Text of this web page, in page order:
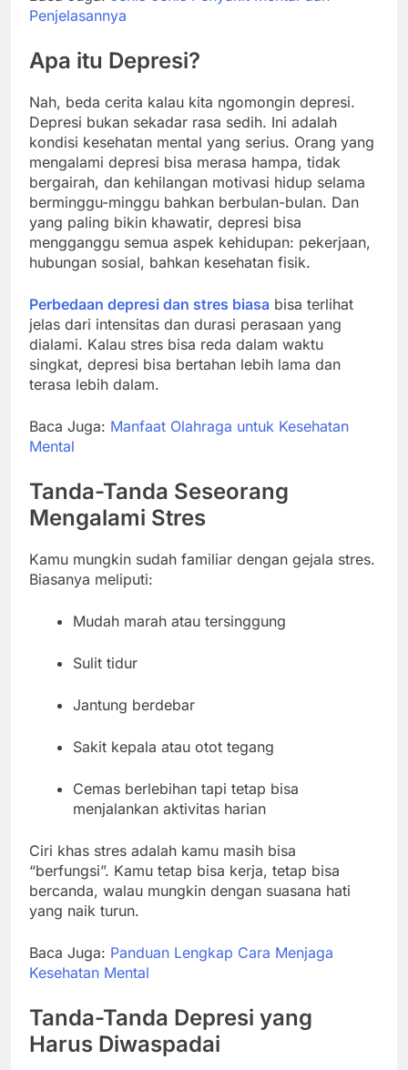
Penjelasannya
Apa itu Depresi?
Nah, beda cerita kalau kita ngomongin depresi.
Depresi bukan sekadar rasa sedih. Ini adalah
kondisi kesehatan mental yang serius. Orang yang
mengalami depresi bisa merasa hampa, tidak
bergairah, dan kehilangan motivasi hidup selama
berminggu-minggu bahkan berbulan-bulan. Dan
yang paling bikin khawatir, depresi bisa
mengganggu semua aspek kehidupan: pekerjaan,
hubungan sosial, bahkan kesehatan fisik.
Perbedaan depresi dan stres biasa bisa terlihat
jelas dari intensitas dan durasi perasaan yang
dialami. Kalau stres bisa reda dalam waktu
singkat, depresi bisa bertahan lebih lama dan
terasa lebih dalam.
Baca Juga: Manfaat Olahraga untuk Kesehatan
Mental
Tanda-Tanda Seseorang
Mengalami Stres
Kamu mungkin sudah familiar dengan gejala stres.
Biasanya meliputi:
Mudah marah atau tersinggung
Sulit tidur
Jantung berdebar
Sakit kepala atau otot tegang
Cemas berlebihan tapi tetap bisa
menjalankan aktivitas harian
Ciri khas stres adalah kamu masih bisa
“berfungsi”. Kamu tetap bisa kerja, tetap bisa
bercanda, walau mungkin dengan suasana hati
yang naik turun.
Baca Juga: Panduan Lengkap Cara Menjaga
Kesehatan Mental
Tanda-Tanda Depresi yang
Harus Diwaspadai